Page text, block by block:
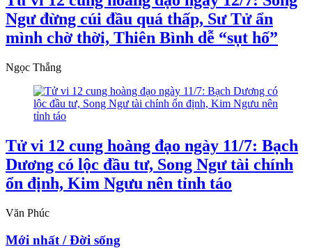
Ngư đừng cúi đầu quá thấp, Sư Tử ẩn
mình chờ thời, Thiên Bình dễ “sụt hố”
Ngọc Thắng
Tử vi 12 cung hoàng đạo ngày 11/7: Bạch
Dương có lộc đầu tư, Song Ngư tài chính
ổn định, Kim Ngưu nên tỉnh táo
Văn Phúc
Mới nhất / Đời sống